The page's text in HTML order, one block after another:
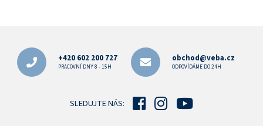
+420 602 200 727
PRACOVNÍ DNY 8 - 15H
obchod@veba.cz
ODPOVÍDÁME DO 24H
SLEDUJTE NÁS: